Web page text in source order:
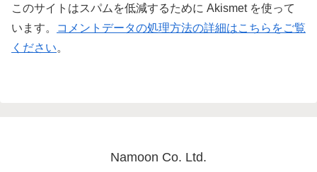
このサイトはスパムを低減するために Akismet を使って
います。
コメントデータの処理方法の詳細はこちらをご覧
ください。
Namoon Co. Ltd.